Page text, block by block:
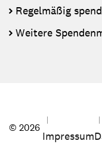
Regelmäßig
Weitere
© 2026
Impressum